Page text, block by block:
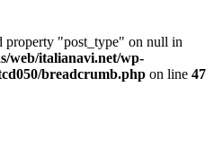
property "post_type" on null in
web/italianavi.net/wp-
breadcrumb.php on line 47